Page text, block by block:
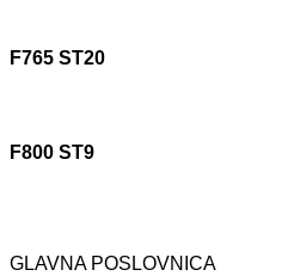
F765 ST20
F800 ST9
GLAVNA POSLOVNICA